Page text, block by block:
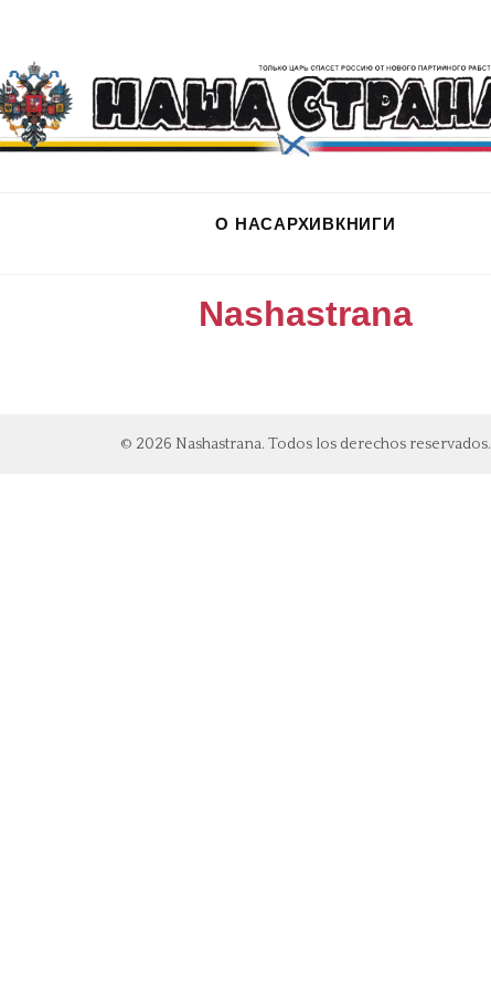
О НАСАРХИВКНИГИ
Nashastrana
© 2026 Nashastrana. Todos los derechos reservados.